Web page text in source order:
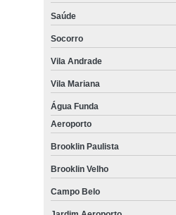
Saúde
Socorro
Vila Andrade
Vila Mariana
Água Funda
Aeroporto
Brooklin Paulista
Brooklin Velho
Campo Belo